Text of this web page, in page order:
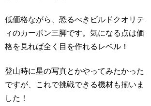
低価格ながら、恐るべきビルドクオリテ
ィのカーボン三脚です。気になる点は価
格を見れば全く目を作れるレベル！
登山時に星の写真とかやってみたかった
ですが、これで挑戦できる機材も揃いま
した！